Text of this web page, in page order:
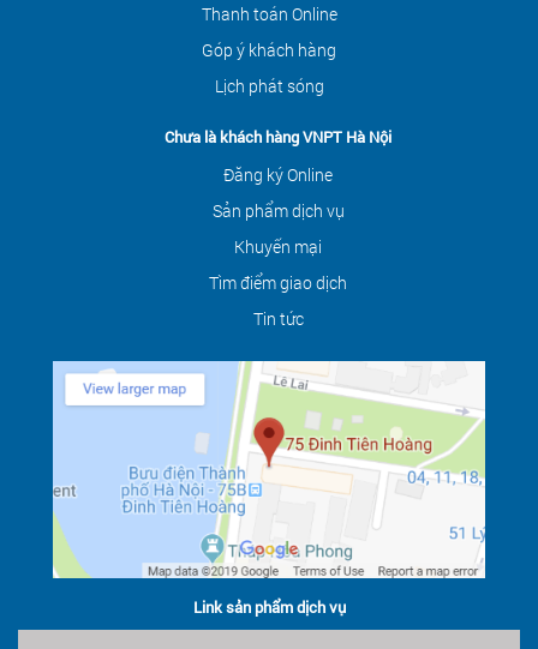
Thanh toán Online
Góp ý khách hàng
Lịch phát sóng
Chưa là khách hàng VNPT Hà Nội
Đăng ký Online
Sản phẩm dịch vụ
Khuyến mại
Tìm điểm giao dịch
Tin tức
Link sản phẩm dịch vụ